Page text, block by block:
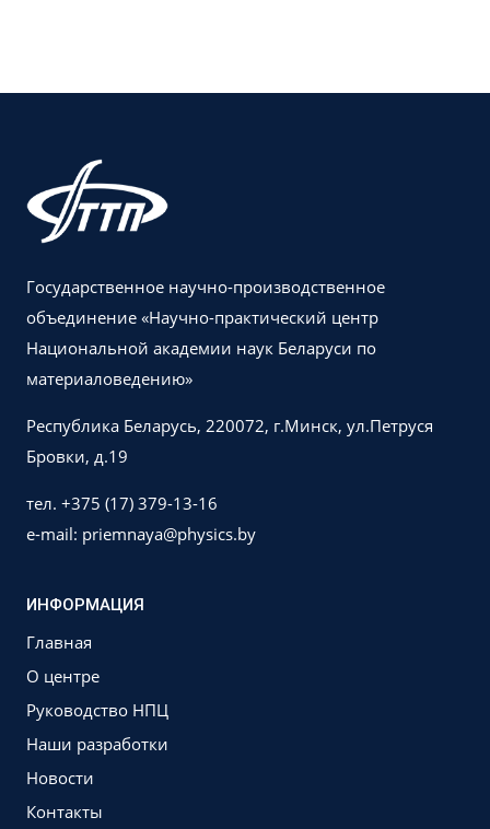
Государственное научно-производственное
объединение «Научно-практический центр
Национальной академии наук Беларуси по
материаловедению»
Республика Беларусь, 220072, г.Минск, ул.Петруся
Бровки, д.19
тел. +375 (17) 379-13-16
e-mail: priemnaya@physics.by
ИНФОРМАЦИЯ
Главная
О центре
Руководство НПЦ
Наши разработки
Новости
Контакты